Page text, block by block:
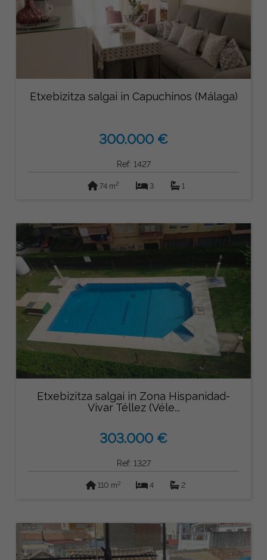
Etxebizitza salgai in Capuchinos (Málaga)
300.000 €
Ref: 1427
74 m2 3 1
Etxebizitza salgai in Zona Hispanidad-
Vivar Téllez (Véle...
303.000 €
Ref: 1327
110 m2 4 2